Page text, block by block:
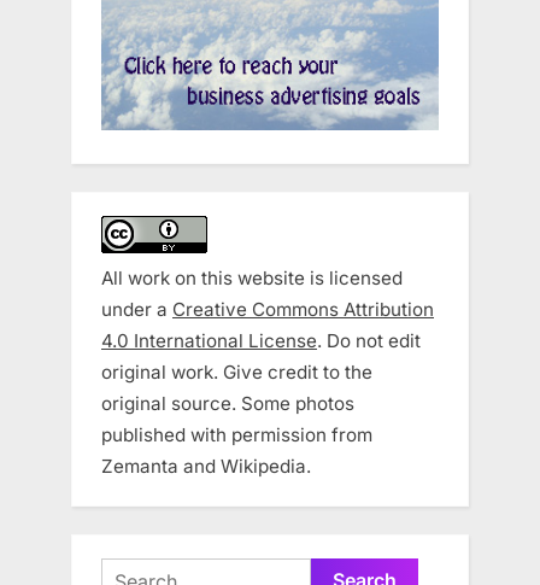
All work on this website is licensed
under a Creative Commons Attribution
4.0 International License. Do not edit
original work. Give credit to the
original source. Some photos
published with permission from
Zemanta and Wikipedia.
Search